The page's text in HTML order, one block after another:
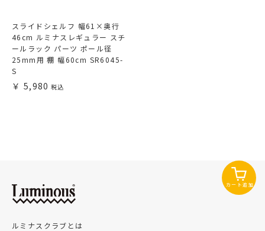
スライドシェルフ 幅61×奥行
46cm ルミナスレギュラー スチ
ールラック パーツ ポール径
25mm用 棚 幅60cm SR6045-
S
5,980
カート追加
ルミナスクラブとは